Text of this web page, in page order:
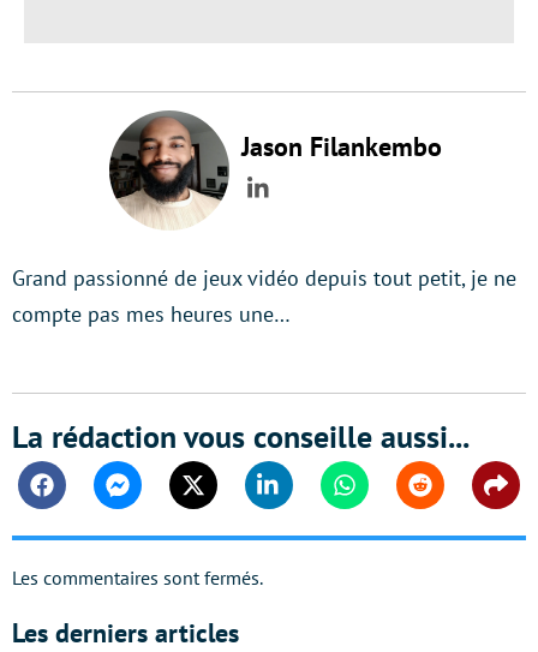
Jason Filankembo
LinkedIn
Grand passionné de jeux vidéo depuis tout petit, je ne
compte pas mes heures une…
La rédaction vous conseille aussi...
FacebookMessengerTwitter Linkedin WhatsappReddit
Les commentaires sont fermés.
Les derniers articles